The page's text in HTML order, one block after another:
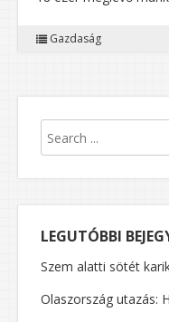
Gazdaság
LEGUTÓBBI
Szem alatti sötét
Olaszország utazás: